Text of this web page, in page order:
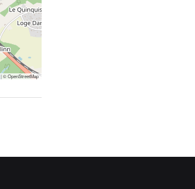
|©OpenStreetMap